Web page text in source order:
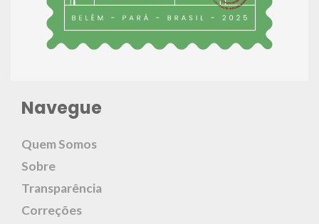
Navegue
Quem Somos
Sobre
Transparência
Correções